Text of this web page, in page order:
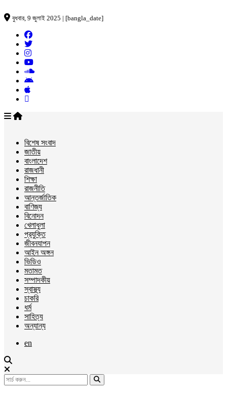
বুধবার, 9 জুলাই 2025 | [bangla_date]
বিশেষ সংবাদ
জাতীয়
বাংলাদেশ
রাজধানী
শিক্ষা
রাজনীতি
আন্তর্জাতিক
বাণিজ্য
বিনোদন
খেলাধুলা
প্রযুক্তি
জীবনযাপন
আইন অঙ্গন
ভিডিও
মতামত
সম্পাদকীয়
স্বাস্থ্য
চাকরি
ধর্ম
সাহিত্য
অন্যান্য
en